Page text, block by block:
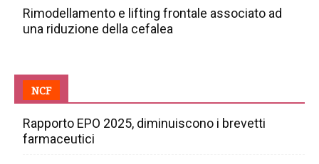
Rimodellamento e lifting frontale associato ad
una riduzione della cefalea
NCF
Rapporto EPO 2025, diminuiscono i brevetti
farmaceutici